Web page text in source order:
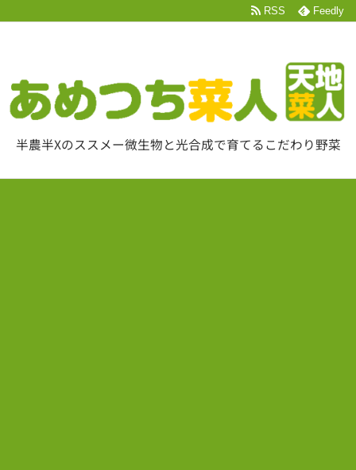
半農半Xのススメー微生物と光合成で育てるこだわり野菜
RSS Feedly